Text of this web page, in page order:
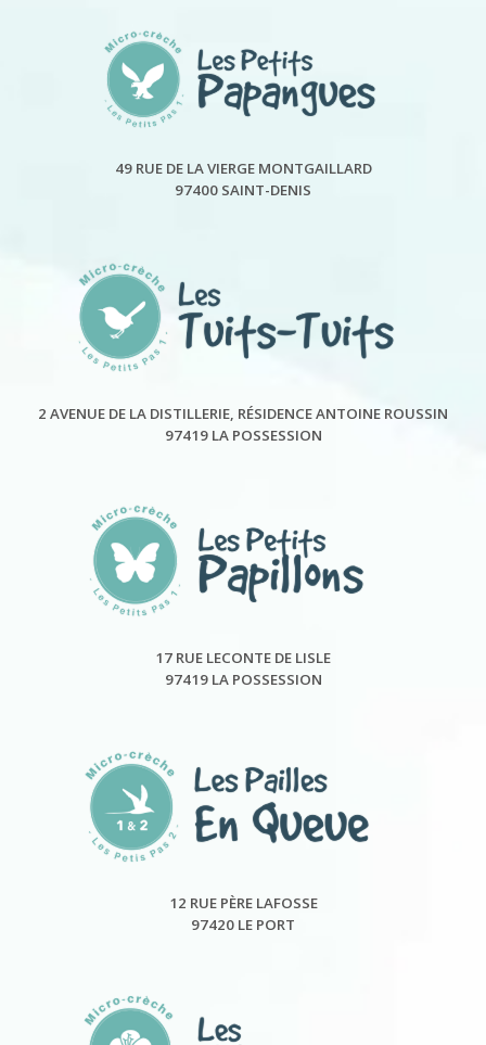
49 RUE DE LA VIERGE MONTGAILLARD
97400 SAINT-DENIS
2 AVENUE DE LA DISTILLERIE, RÉSIDENCE ANTOINE ROUSSIN
97419 LA POSSESSION
17 RUE LECONTE DE LISLE
97419 LA POSSESSION
12 RUE PÈRE LAFOSSE
97420 LE PORT